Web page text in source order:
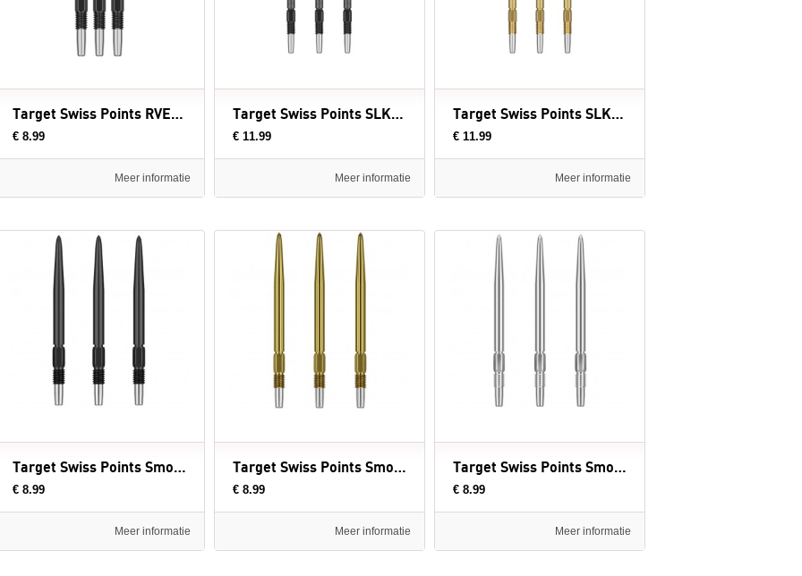
Target Swiss Points RVE Black - dartpunten
€ 8.99
Meer informatie
Target Swiss Points SLK Black Luke Littler - dartpunten
€ 11.99
Meer informatie
Target Swiss Points SLK Gold Luke Littler - dartpunten
€ 11.99
Meer informatie
Target Swiss Points Smooth Black - dartpunten
€ 8.99
Meer informatie
Target Swiss Points Smooth Gold - dartpunten
€ 8.99
Meer informatie
Target Swiss Points Smooth Silver - dartpunten
€ 8.99
Meer informatie